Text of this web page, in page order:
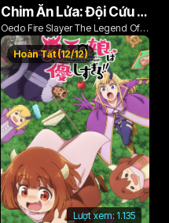
Chim Ăn Lửa: Đội Cứu Hỏa Rách Rưới Vùng Ushu
Oedo Fire Slayer The Legend Of
Phoenix
Lượt xem: 1.135
Hoàn Tất (12/12)